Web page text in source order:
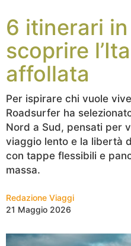
6 itinerari
scoprire
affollata
Per ispirare chi vuole
Roadsurfer ha
Nord a Sud, pensati per
viaggio lento e la libertà
con tappe flessibili e
massa.
Redazione Viaggi
21 Maggio 2026